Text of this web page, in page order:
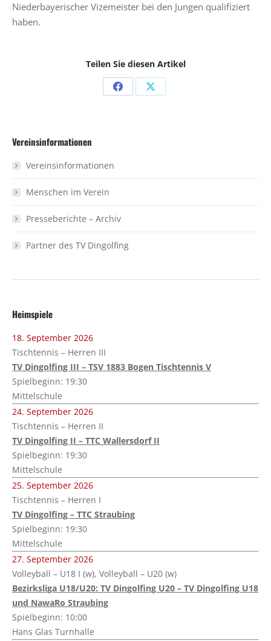
Niederbayerischer Vizemeister bei den Jungen qualifiziert
haben.
Teilen Sie diesen Artikel
Share Share
Vereinsinformationen
Vereinsinformationen
Menschen im Verein
Presseberichte – Archiv
Partner des TV Dingolfing
Heimspiele
18. September 2026
Tischtennis – Herren III
TV Dingolfing III – TSV 1883 Bogen Tischtennis V
Spielbeginn: 19:30
Mittelschule
24. September 2026
Tischtennis – Herren II
TV Dingolfing II – TTC Wallersdorf II
Spielbeginn: 19:30
Mittelschule
25. September 2026
Tischtennis – Herren I
TV Dingolfing – TTC Straubing
Spielbeginn: 19:30
Mittelschule
27. September 2026
Volleyball – U18 I (w), Volleyball – U20 (w)
Bezirksliga U18/U20: TV Dingolfing U20 – TV Dingolfing U18
und NawaRo Straubing
Spielbeginn: 10:00
Hans Glas Turnhalle